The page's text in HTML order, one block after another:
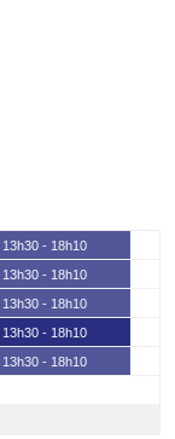
13h30 - 18h10
13h30 - 18h10
13h30 - 18h10
13h30 - 18h10
13h30 - 18h10